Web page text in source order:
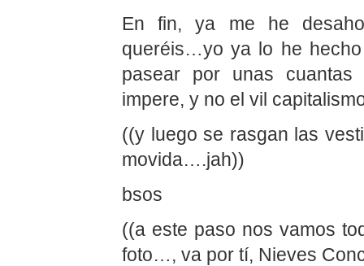
En fin, ya me he
queréis…yo ya lo he
pasear por unas
impere, y no el vil
((y luego se rasgan las
movida….jah))
bsos
((a este paso nos vamos
foto…, va por tí, Nieves